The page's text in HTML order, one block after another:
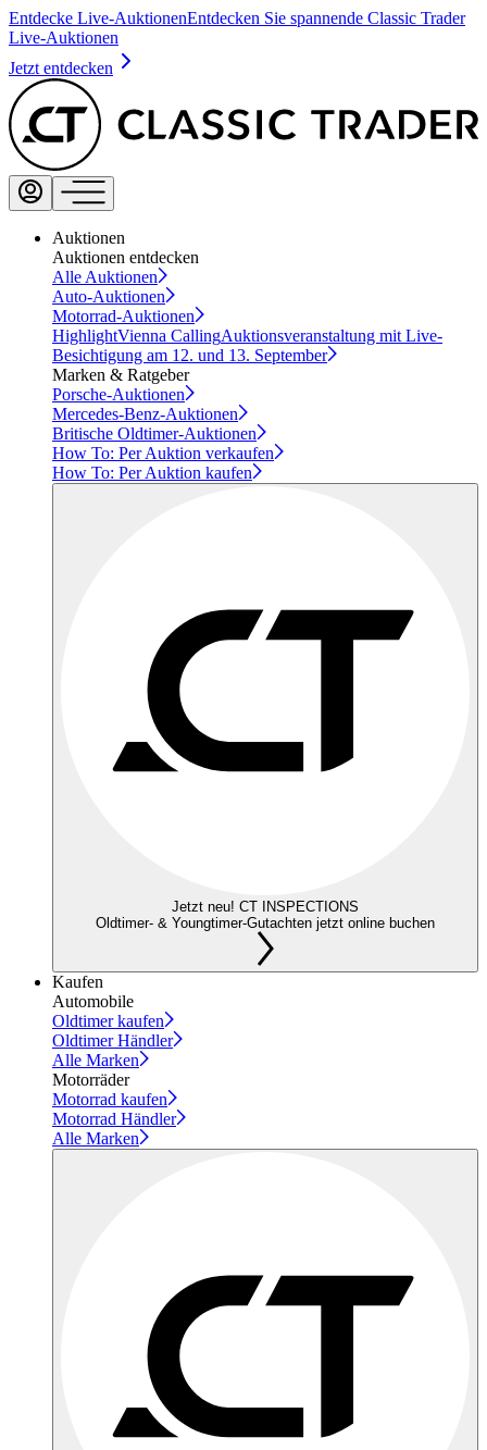
Entdecke Live-AuktionenEntdecken Sie spannende Classic Trader
Live-Auktionen
Jetzt entdecken
Auktionen
Auktionen entdecken
Alle Auktionen
Auto-Auktionen
Motorrad-Auktionen
HighlightVienna CallingAuktionsveranstaltung mit Live-
Besichtigung am 12. und 13. September
Marken & Ratgeber
Porsche-Auktionen
Mercedes-Benz-Auktionen
Britische Oldtimer-Auktionen
How To: Per Auktion verkaufen
How To: Per Auktion kaufen
Jetzt neu! CT INSPECTIONS
Oldtimer- & Youngtimer-Gutachten jetzt online buchen
Kaufen
Automobile
Oldtimer kaufen
Oldtimer Händler
Alle Marken
Motorräder
Motorrad kaufen
Motorrad Händler
Alle Marken